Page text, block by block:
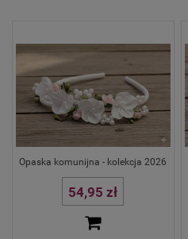
Opaska komunijna - kolekcja 2026
54,95 zł